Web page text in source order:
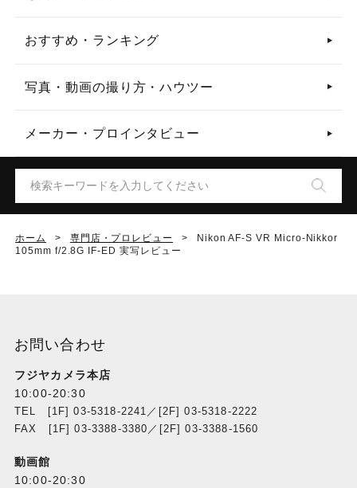
おすすめ・ランキング
写真・動画の撮り方・ハウツー
メーカー・プロインタビュー
ホーム > 専門店・プロレビュー >
Nikon AF-S VR Micro-Nikkor
105mm f/2.8G IF-ED 実写レビュー
お問い合わせ
フジヤカメラ本店
10:00-20:30
TEL [1F] 03-5318-2241／[2F] 03-5318-2222
FAX [1F] 03-3388-3380／[2F] 03-3388-1560
動画館
10:00-20:30